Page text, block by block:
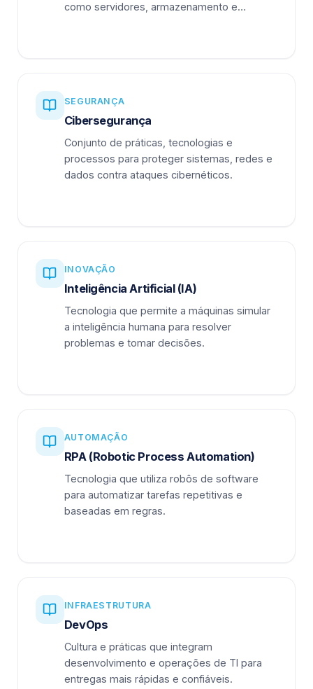
como servidores, armazenamento e
SEGURANÇA
Cibersegurança
Conjunto de práticas, tecnologias e
processos para proteger sistemas, redes e
dados contra ataques cibernéticos.
INOVAÇÃO
Inteligência Artificial (IA)
Tecnologia que permite a máquinas simular
a inteligência humana para resolver
problemas e tomar decisões.
AUTOMAÇÃO
RPA (Robotic Process Automation)
Tecnologia que utiliza robôs de software
para automatizar tarefas repetitivas e
baseadas em regras.
INFRAESTRUTURA
DevOps
Cultura e práticas que integram
desenvolvimento e operações de TI para
entregas mais rápidas e confiáveis.